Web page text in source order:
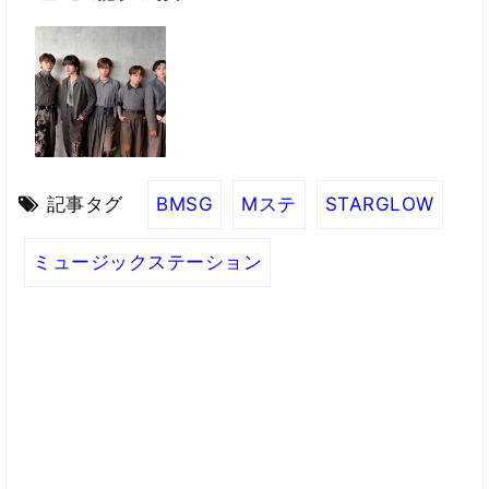
記事タグ BMSG Mステ STARGLOW
ミュージックステーション